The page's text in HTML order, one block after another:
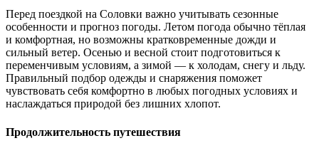
Перед поездкой на Соловки важно учитывать сезонные
особенности и прогноз погоды. Летом погода обычно тёплая
и комфортная, но возможны кратковременные дожди и
сильный ветер. Осенью и весной стоит подготовиться к
переменчивым условиям, а зимой — к холодам, снегу и льду.
Правильный подбор одежды и снаряжения поможет
чувствовать себя комфортно в любых погодных условиях и
наслаждаться природой без лишних хлопот.
Продолжительность путешествия